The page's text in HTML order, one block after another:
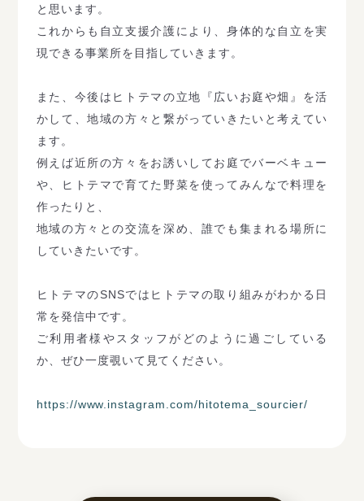
と思います。
これからも自立支援介護により、身体的な自立を実
現できる事業所を目指していきます。
また、今後はヒトテマの立地『広いお庭や畑』を活
かして、地域の方々と繋がっていきたいと考えてい
ます。
例えば近所の方々をお誘いしてお庭でバーベキュー
や、ヒトテマで育てた野菜を使ってみんなで料理を
作ったりと、
地域の方々との交流を深め、誰でも集まれる場所に
していきたいです。
ヒトテマのSNSではヒトテマの取り組みがわかる日
常を発信中です。
ご利用者様やスタッフがどのように過ごしている
か、ぜひ一度覗いて見てください。
https://www.instagram.com/hitotema_sourcier/